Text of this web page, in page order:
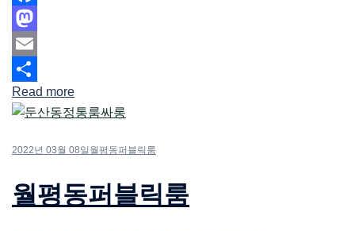
Facebook
Mastodon
Email
Share
Read more
2022년 03월 08일 월평동퍼블릭룸
월평동퍼블릭룸